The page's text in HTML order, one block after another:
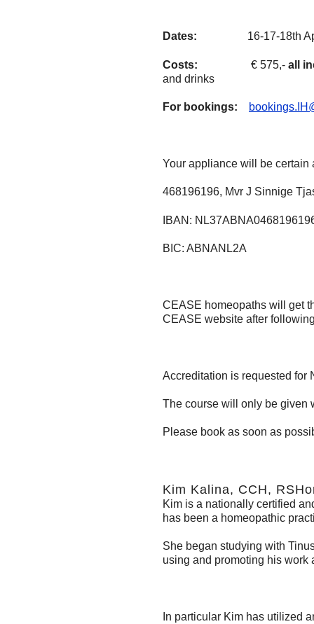
Dates: 16-17-18th
Costs: € 575,- all
and drinks
For bookings:
Your appliance will be certain
468196196, Mvr J Sinnige
IBAN:
BIC: ABNANL2A
CEASE homeopaths will get
CEASE website after
Accreditation is requested
The course will only be given
Please book as soon as
Kim Kalina, CCH,
Kim is a nationally certified
has been a homeopathic
She began studying with
using and promoting his work
In particular Kim has utilized